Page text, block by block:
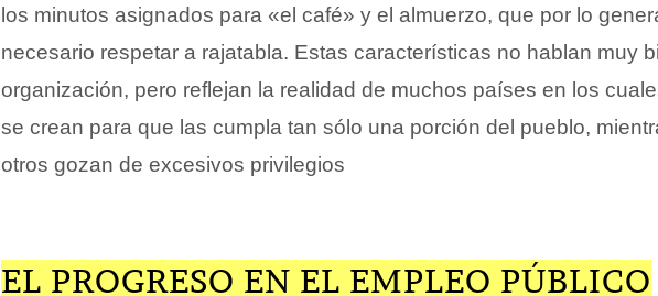
los minutos asignados para «el café» y el almuerzo, que por lo
necesario respetar a rajatabla. Estas características no hablan muy
organización, pero reflejan la realidad de muchos países en los
se crean para que las cumpla tan sólo una porción del pueblo,
otros gozan de excesivos privilegios
EL PROGRESO EN EL EMPLEO PÚBLICO